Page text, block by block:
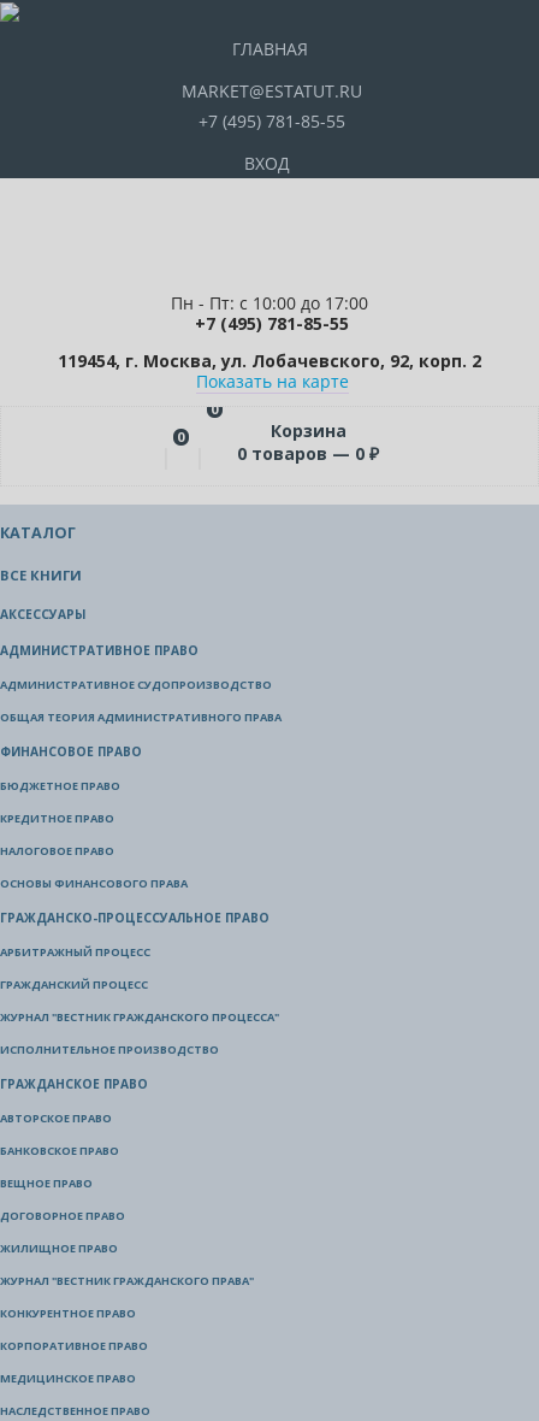
ГЛАВНАЯ
MARKET@ESTATUT.RU
+7 (495) 781-85-55
ВХОД
Пн - Пт: с 10:00 до 17:00
+7 (495) 781-85-55
119454, г. Москва, ул. Лобачевского, 92, корп. 2
Показать на карте
0
0
Корзина
0 товаров — 0 ₽
КАТАЛОГ
ВСЕ КНИГИ
АКСЕССУАРЫ
АДМИНИСТРАТИВНОЕ ПРАВО
АДМИНИСТРАТИВНОЕ СУДОПРОИЗВОДСТВО
ОБЩАЯ ТЕОРИЯ АДМИНИСТРАТИВНОГО ПРАВА
ФИНАНСОВОЕ ПРАВО
БЮДЖЕТНОЕ ПРАВО
КРЕДИТНОЕ ПРАВО
НАЛОГОВОЕ ПРАВО
ОСНОВЫ ФИНАНСОВОГО ПРАВА
ГРАЖДАНСКО-ПРОЦЕССУАЛЬНОЕ ПРАВО
АРБИТРАЖНЫЙ ПРОЦЕСС
ГРАЖДАНСКИЙ ПРОЦЕСС
ЖУРНАЛ "ВЕСТНИК ГРАЖДАНСКОГО ПРОЦЕССА"
ИСПОЛНИТЕЛЬНОЕ ПРОИЗВОДСТВО
ГРАЖДАНСКОЕ ПРАВО
АВТОРСКОЕ ПРАВО
БАНКОВСКОЕ ПРАВО
ВЕЩНОЕ ПРАВО
ДОГОВОРНОЕ ПРАВО
ЖИЛИЩНОЕ ПРАВО
ЖУРНАЛ "ВЕСТНИК ГРАЖДАНСКОГО ПРАВА"
КОНКУРЕНТНОЕ ПРАВО
КОРПОРАТИВНОЕ ПРАВО
МЕДИЦИНСКОЕ ПРАВО
НАСЛЕДСТВЕННОЕ ПРАВО